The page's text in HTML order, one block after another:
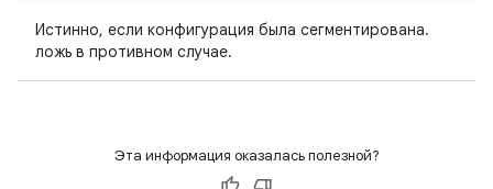
Истинно, если конфигурация была сегментирована.
ложь в противном случае.
Эта информация оказалась полезной?